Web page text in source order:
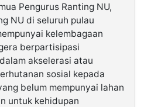
Pengurus Ranting NU,
NU di seluruh pulau
kelembagaan
berpartisipasi
akselerasi atau
sosial kepada
belum mempunyai lahan
untuk kehidupan